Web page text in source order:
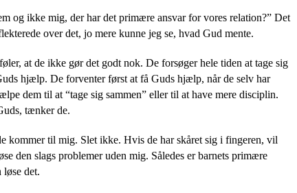
og ikke mig, der har det primære ansvar for vores relation?” Det
over det, jo mere kunne jeg se, hvad Gud mente.
at de ikke gør det godt nok. De forsøger hele tiden at tage sig
hjælp. De forventer først at få Guds hjælp, når de selv har
dem til at “tage sig sammen” eller til at have mere disciplin.
tænker de.
kommer til mig. Slet ikke. Hvis de har skåret sig i fingeren, vil
den slags problemer uden mig. Således er barnets primære
løse det.